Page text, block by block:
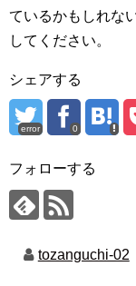
ているかもしれな
してください。
シェアする
error 0
フォローする
tozanguchi-02